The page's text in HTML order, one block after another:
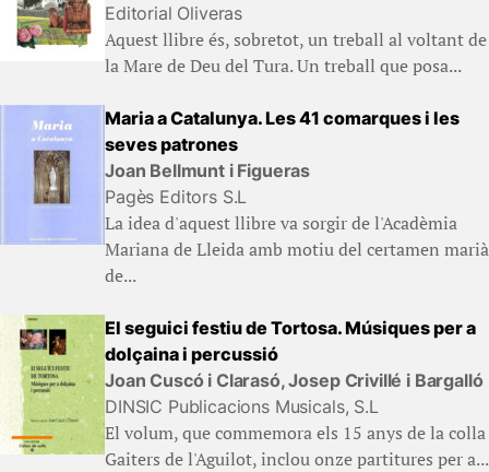
Editorial Oliveras
Aquest llibre és, sobretot, un treball al voltant de
la Mare de Deu del Tura. Un treball que posa...
Maria a Catalunya. Les 41 comarques i les
seves patrones
Joan Bellmunt i Figueras
Pagès Editors S.L
La idea d'aquest llibre va sorgir de l'Acadèmia
Mariana de Lleida amb motiu del certamen marià
de...
El seguici festiu de Tortosa. Músiques per a
dolçaina i percussió
Joan Cuscó i Clarasó, Josep Crivillé i Bargalló
DINSIC Publicacions Musicals, S.L
El volum, que commemora els 15 anys de la colla
Gaiters de l'Aguilot, inclou onze partitures per a...